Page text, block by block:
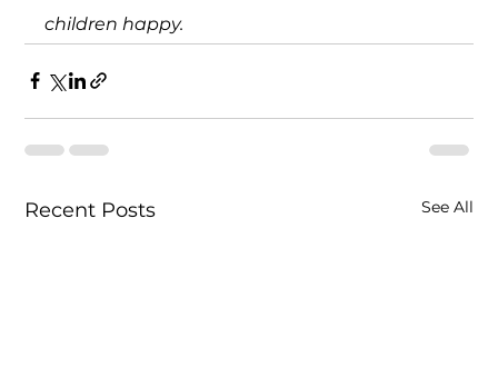
children happy.
Recent Posts See All